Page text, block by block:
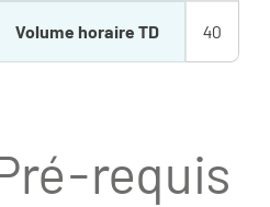
Volume horaire TD 40
requis